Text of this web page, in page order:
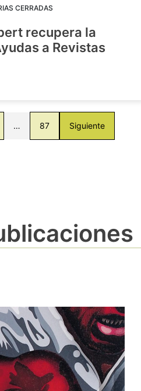
CERRADAS
recupera la
a Revistas
… 87 Siguiente